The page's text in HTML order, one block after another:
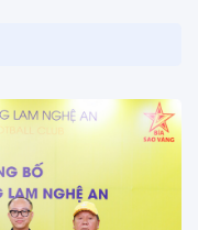
2026
Việt Nam hội quân,